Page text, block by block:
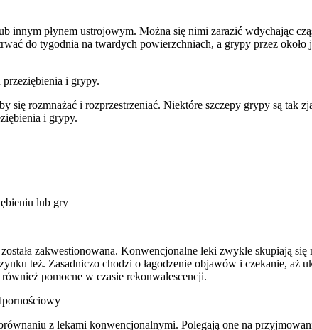
innym płynem ustrojowym. Można się nimi zarazić wdychając
do tygodnia na twardych powierzchniach, a grypy przez około
i grypy.
rozmnażać i rozprzestrzeniać. Niektóre szczepy grypy są tak
i grypy.
lub gry
zakwestionowana. Konwencjonalne leki zwykle skupiają
też. Zasadniczo chodzi o łagodzenie objawów i czekanie, aż
pomocne w czasie rekonwalescencji.
z lekami konwencjonalnymi. Polegają one na